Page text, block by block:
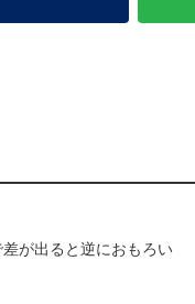
差が出ると逆におもろい